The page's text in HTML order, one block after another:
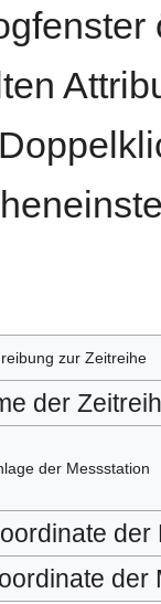
zur Zeitreihe
der
der Messstation
der
der